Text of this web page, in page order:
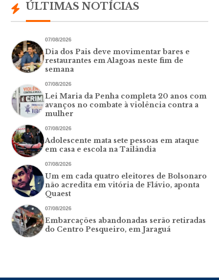
ÚLTIMAS NOTÍCIAS
07/08/2026
Dia dos Pais deve movimentar bares e
restaurantes em Alagoas neste fim de
semana
07/08/2026
Lei Maria da Penha completa 20 anos com
avanços no combate à violência contra a
mulher
07/08/2026
Adolescente mata sete pessoas em ataque
em casa e escola na Tailândia
07/08/2026
Um em cada quatro eleitores de Bolsonaro
não acredita em vitória de Flávio, aponta
Quaest
07/08/2026
Embarcações abandonadas serão retiradas
do Centro Pesqueiro, em Jaraguá